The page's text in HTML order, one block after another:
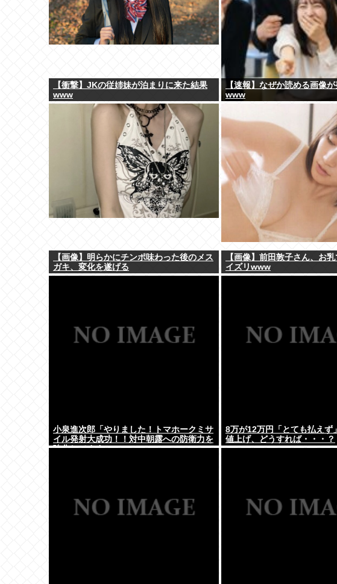
【衝撃】JKの従姉妹が泊まりに来た結果
www
【速報】なぜか読める画像
www
【画像】明らかにチンポ味わった後のメス
ガキ、変化を遂げる
【画像】前田敦子さん、お
イズリwww
小泉進次郎「やりました！トマホークミサ
イル発射大成功！！対中朝露への防衛力を
強化してますw」
8万が12万円「とても払えず
値上げ、どうすれば・・・？